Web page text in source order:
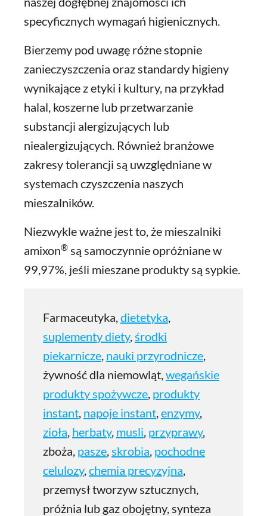
specyficznych wymagań higienicznych.
Bierzemy pod uwagę różne stopnie
zanieczyszczenia oraz standardy higieny
wynikające z etyki i kultury, na przykład
halal, koszerne lub przetwarzanie
substancji alergizujących lub
niealergizujących. Również branżowe
zakresy tolerancji są uwzględniane w
systemach czyszczenia naszych
mieszalników.
Niezwykle ważne jest to, że mieszalniki
amixon® są samoczynnie opróżniane w
99,97%, jeśli mieszane produkty są sypkie.
Farmaceutyka,dietetyka,
suplementy diety,środki
piekarnicze, nauki przyrodnicze,
żywność dla niemowląt,wegańskie
produkty spożywcze, produkty
instant, napoje instant,enzymy,
zioła, herbaty, musli, przyprawy,
zboża, pasze,skrobia, pochodne
celulozy,chemia precyzyjna,
przemysł tworzyw sztucznych,
próżnia lub gaz obojętny, synteza